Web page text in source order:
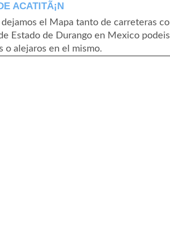
ACATITÃ¡N
el Mapa tanto de carreteras
Estado de Durango en Mexico
o alejaros en el mismo.